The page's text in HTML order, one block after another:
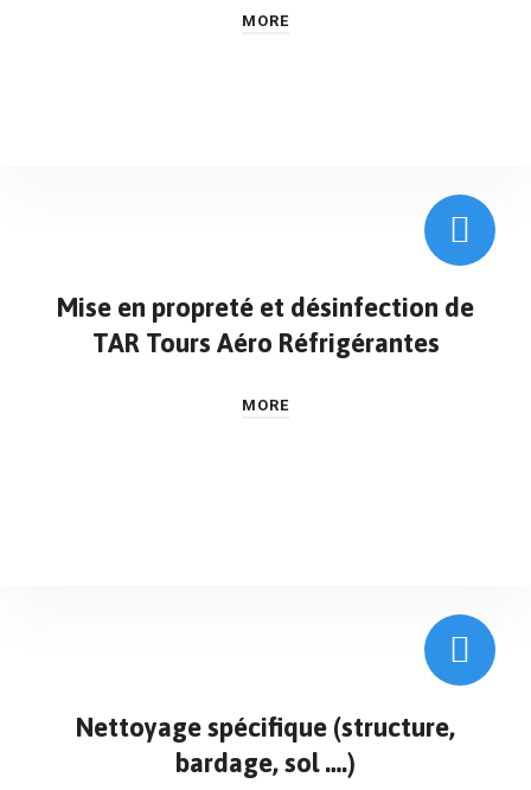
MORE
Mise en propreté et désinfection de
TAR Tours Aéro Réfrigérantes
MORE
Nettoyage spécifique (structure,
bardage, sol ….)